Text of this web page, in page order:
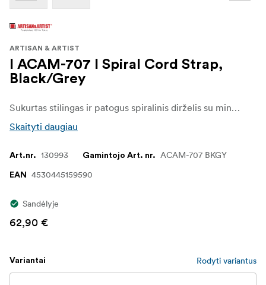
ARTISAN & ARTIST
I ACAM-707 I Spiral Cord Strap,
Black/Grey
Sukurtas stilingas ir patogus spiralinis dirželis su minkšta, šiek tiek elastinga virvele, kuri užtikrina saugų ir patogų dėvėjimąsi, todėl net ir ilgai naudojantis kuo mažiau apkraunamas kaklas ir pečiai. ACAM-707, kurio ilgis yra 980 mm, sukurtas taip, kad jį būtų patogu nešioti ant kaklo, todėl jis lanksčiai prisitaiko prie jūsų asmeninio stiliaus ir poreikių.
Skaityti daugiau
Art.nr. 130993 Gamintojo Art. nr. ACAM-707 BKGY
EAN 4530445159590
Sandėlyje
62,90 €
Variantai Rodyti variantus